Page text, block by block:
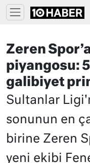
Zeren
piyangosu:
galibiyet
Sultanlar
sonunun en
birine Zeren
yeni ekibi